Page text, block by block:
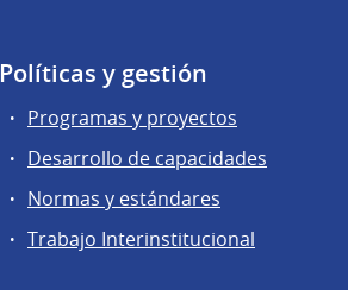
Políticas y gestión
Programas y proyectos
Desarrollo de capacidades
Normas y estándares
Trabajo Interinstitucional